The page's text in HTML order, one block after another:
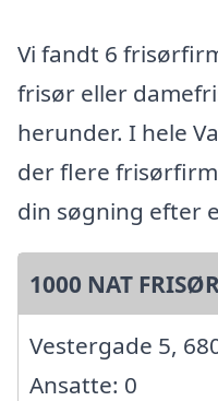
Vi fandt 6
frisør eller
herunder. I hele
der flere
din søgning efter
1000 NAT FRISØR
Vestergade 5,
Ansatte: 0